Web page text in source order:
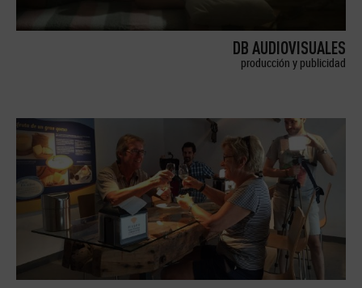
DB AUDIOVISUALES
producción y publicidad